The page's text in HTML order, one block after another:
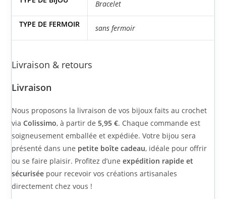
Bracelet
TYPE DE FERMOIR sans fermoir
Livraison & retours
Livraison
Nous proposons la livraison de vos bijoux faits au crochet
viaColissimo, à partir de5,95 €. Chaque commande est
soigneusement emballée et expédiée. Votre bijou sera
présenté dans une petite boîte cadeau, idéale pour offrir
ou se faire plaisir. Profitez d’uneexpédition rapide et
sécurisée pour recevoir vos créations artisanales
directement chez vous !